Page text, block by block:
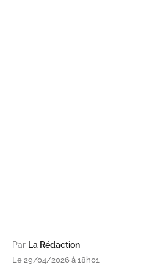
Par La Rédaction
Le 29/04/2026 à 18h01